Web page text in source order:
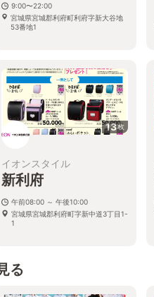
9:00〜22:00
宮城県宮城郡利府町利府字新大谷地
53番地1
13枚
イオンスタイル
新利府
午前08:00 ～ 午後10:00
宮城県宮城郡利府町字新中道3丁目1-
1
る